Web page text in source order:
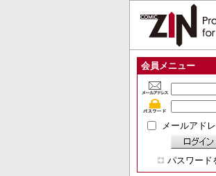
会員メニュー
メールアド
パスワード